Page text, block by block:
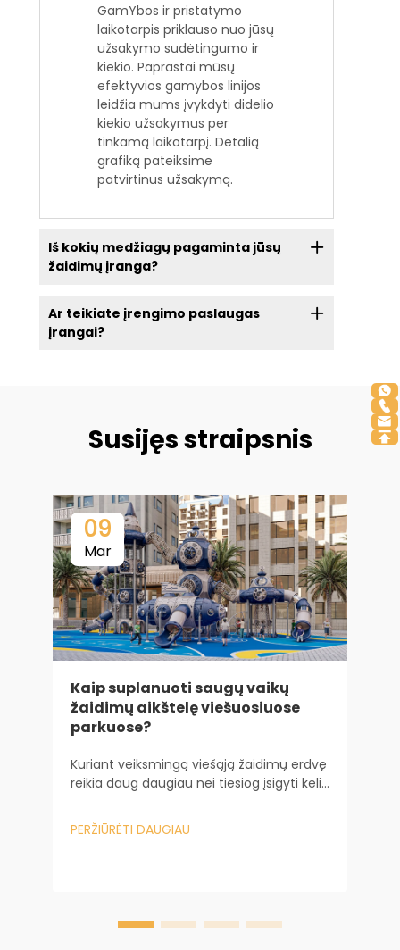
GamYbos ir pristatymo
laikotarpis priklauso nuo jūsų
užsakymo sudėtingumo ir
kiekio. Paprastai mūsų
efektyvios gamybos linijos
leidžia mums įvykdyti didelio
kiekio užsakymus per
tinkamą laikotarpį. Detalią
grafiką pateiksime
patvirtinus užsakymą.
Iš kokių medžiagų pagaminta jūsų
žaidimų įranga?
Ar teikiate įrengimo paslaugas
įrangai?
Susijęs straipsnis
09
Mar
Kaip suplanuoti saugų vaikų
žaidimų aikštelę viešuosiuose
parkuose?
Kuriant veiksmingą viešąją žaidimų erdvę
reikia daug daugiau nei tiesiog įsigyti kelių
sudėtingos inžinerinės ir psichologinės
analizės. Valdant didelio masto miesto...
PERŽIŪRĖTI DAUGIAU